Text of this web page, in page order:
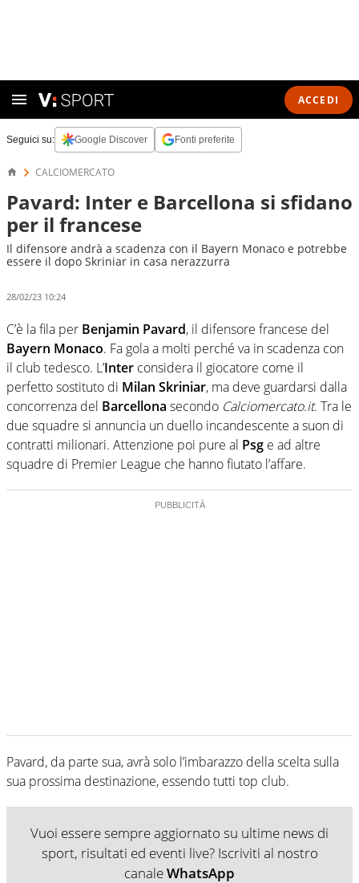
ACCEDI
Seguici su: Google Discover Fonti preferite
CALCIOMERCATO
Pavard: Inter e Barcellona si sfidano
per il francese
Il difensore andrà a scadenza con il Bayern Monaco e potrebbe
essere il dopo Skriniar in casa nerazzurra
28/02/23 10:24
C’è la fila per Benjamin Pavard, il difensore francese del
Bayern Monaco. Fa gola a molti perché va in scadenza con
il club tedesco. L’Inter considera il giocatore come il
perfetto sostituto di Milan Skriniar, ma deve guardarsi dalla
concorrenza del Barcellona secondo Calciomercato.it. Tra le
due squadre si annuncia un duello incandescente a suon di
contratti milionari. Attenzione poi pure al Psg e ad altre
squadre di Premier League che hanno fiutato l’affare.
Pavard, da parte sua, avrà solo l’imbarazzo della scelta sulla
sua prossima destinazione, essendo tutti top club.
Vuoi essere sempre aggiornato su ultime news di
sport, risultati ed eventi live? Iscriviti al nostro
canaleWhatsApp